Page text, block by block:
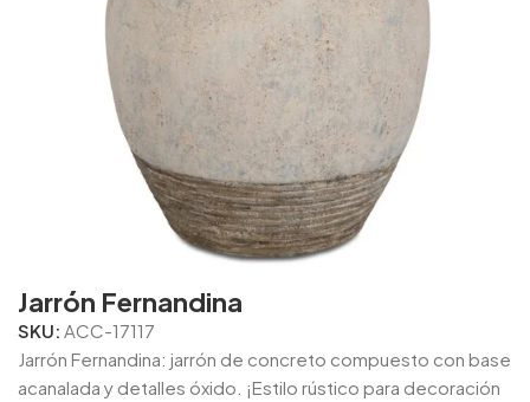
Jarrón Fernandina
SKU: ACC-17117
Jarrón Fernandina: jarrón de concreto compuesto con base
acanalada y detalles óxido. ¡Estilo rústico para decoración